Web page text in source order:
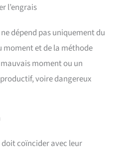
l’engrais
dépend pas uniquement du
moment et de la méthode
moment ou un
voire dangereux
coïncider avec leur